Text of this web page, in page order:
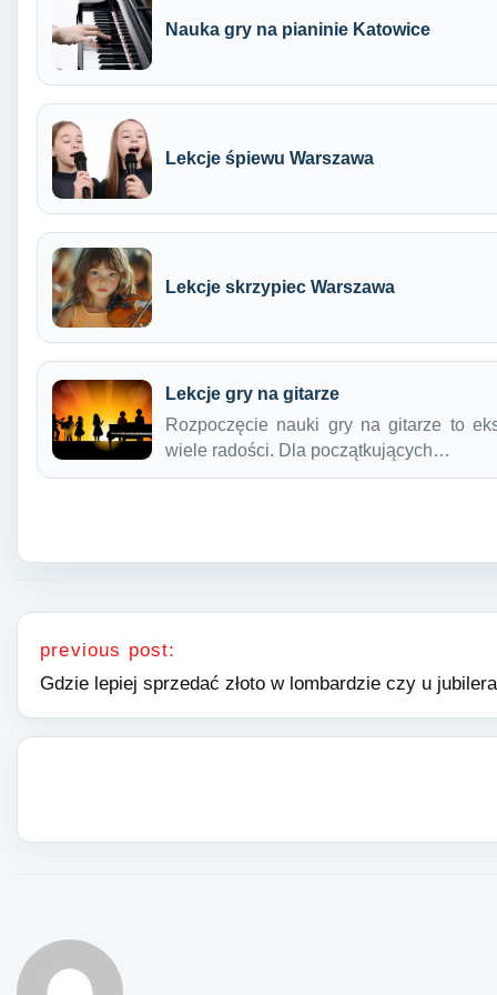
Nauka gry na pianinie Katowice
Lekcje śpiewu Warszawa
Lekcje skrzypiec Warszawa
Lekcje gry na gitarze
Rozpoczęcie nauki gry na gitarze to
wiele radości. Dla początkujących…
Nawigacja wpisu
previous post:
Gdzie lepiej sprzedać złoto w lombardzie czy u